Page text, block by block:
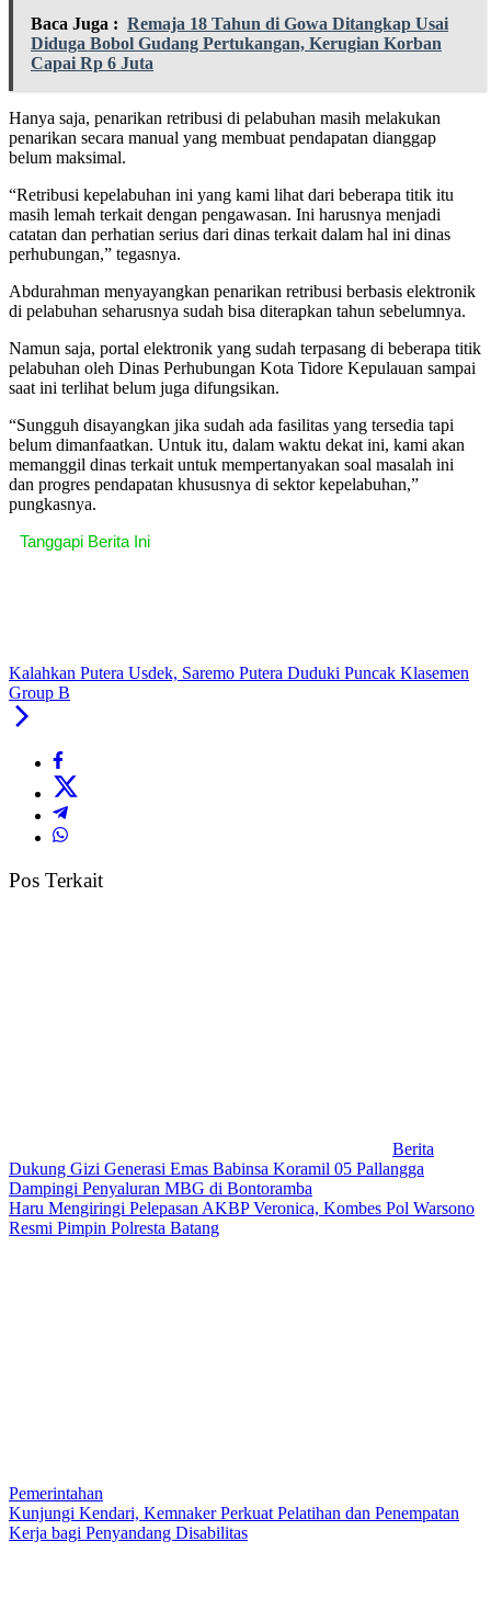
Baca Juga : Remaja 18 Tahun di Gowa Ditangkap Usai
Diduga Bobol Gudang Pertukangan, Kerugian Korban
Capai Rp 6 Juta
Hanya saja, penarikan retribusi di pelabuhan masih melakukan
penarikan secara manual yang membuat pendapatan dianggap
belum maksimal.
“Retribusi kepelabuhan ini yang kami lihat dari beberapa titik itu
masih lemah terkait dengan pengawasan. Ini harusnya menjadi
catatan dan perhatian serius dari dinas terkait dalam hal ini dinas
perhubungan,” tegasnya.
Abdurahman menyayangkan penarikan retribusi berbasis elektronik
di pelabuhan seharusnya sudah bisa diterapkan tahun sebelumnya.
Namun saja, portal elektronik yang sudah terpasang di beberapa titik
pelabuhan oleh Dinas Perhubungan Kota Tidore Kepulauan sampai
saat ini terlihat belum juga difungsikan.
“Sungguh disayangkan jika sudah ada fasilitas yang tersedia tapi
belum dimanfaatkan. Untuk itu, dalam waktu dekat ini, kami akan
memanggil dinas terkait untuk mempertanyakan soal masalah ini
dan progres pendapatan khususnya di sektor kepelabuhan,”
pungkasnya.
Tanggapi Berita Ini
Kalahkan Putera Usdek, Saremo Putera Duduki Puncak Klasemen
Group B
Pos Terkait
Berita
Dukung Gizi Generasi Emas Babinsa Koramil 05 Pallangga
Dampingi Penyaluran MBG di Bontoramba
Haru Mengiringi Pelepasan AKBP Veronica, Kombes Pol Warsono
Resmi Pimpin Polresta Batang
Pemerintahan
Kunjungi Kendari, Kemnaker Perkuat Pelatihan dan Penempatan
Kerja bagi Penyandang Disabilitas